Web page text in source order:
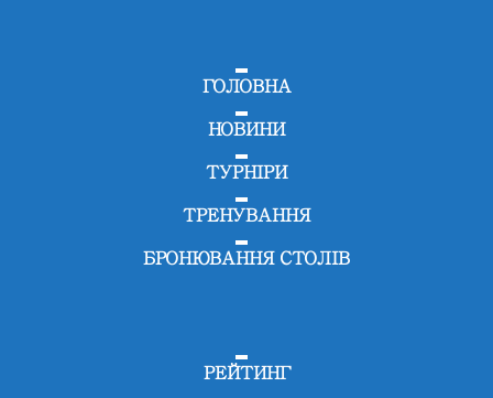
ГОЛОВНА
НОВИНИ
ТУРНІРИ
ТРЕНУВАННЯ
БРОНЮВАННЯ СТОЛІВ
РЕЙТИНГ